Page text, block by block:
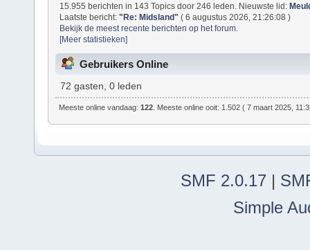
15.955 berichten in 143 Topics door 246 leden. Nieuwste lid:
Laatste bericht:"Re: Midsland" ( 6 augustus 2026, 21:26:08 )
Bekijk de meest recente berichten op het forum.
[Meer statistieken]
Gebruikers Online
72 gasten, 0 leden
Meeste online vandaag:122 . Meeste online ooit: 1.502 ( 7 maart 2025,
SMF 2.0.17 |
Simple